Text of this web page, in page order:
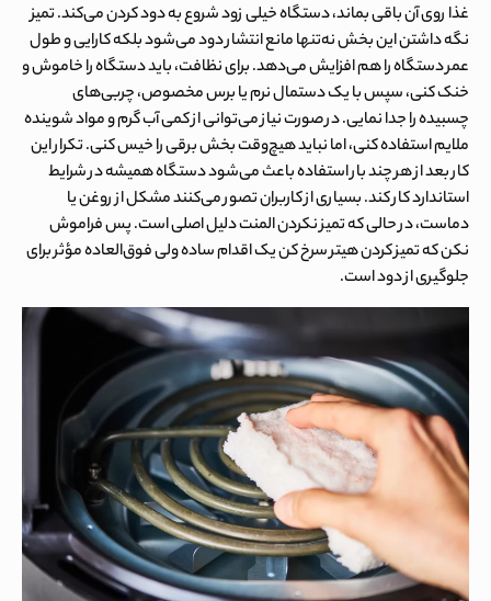
غذا روی آن باقی بماند، دستگاه خیلی زود شروع به دود کردن می‌کند. تمیز
نگه داشتن این بخش نه‌تنها مانع انتشار دود می‌شود بلکه کارایی و طول
عمر دستگاه را هم افزایش می‌دهد. برای نظافت، باید دستگاه را خاموش و
خنک کنی، سپس با یک دستمال نرم یا برس مخصوص، چربی‌های
چسبیده را جدا نمایی. در صورت نیاز می‌توانی از کمی آب گرم و مواد شوینده
ملایم استفاده کنی، اما نباید هیچ‌وقت بخش برقی را خیس کنی. تکرار این
کار بعد از هر چند بار استفاده باعث می‌شود دستگاه همیشه در شرایط
استاندارد کار کند. بسیاری از کاربران تصور می‌کنند مشکل از روغن یا
دماست، در حالی که تمیز نکردن المنت دلیل اصلی است. پس فراموش
نکن کهتمیز کردن هیتر سرخ کنیک اقدام ساده ولی فوق‌العاده مؤثر برای
جلوگیری از دود است.